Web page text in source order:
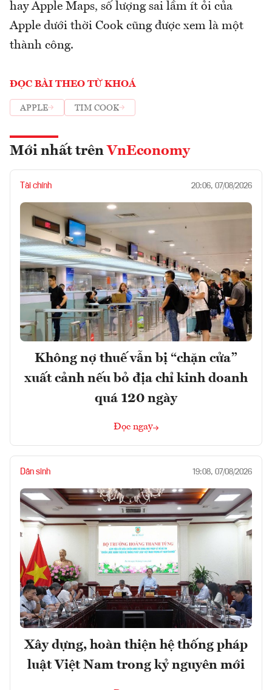
hay Apple Maps, số lượng sai lầm ít ỏi của
Apple dưới thời Cook cũng được xem là một
thành công.
ĐỌC BÀI THEO TỪ KHOÁ
APPLE TIM COOK
Mới nhất trên VnEconomy
Tài chính 20:06, 07/08/2026
Không nợ thuế vẫn bị “chặn cửa”
xuất cảnh nếu bỏ địa chỉ kinh doanh
quá 120 ngày
Đọc ngay
Dân sinh 19:08, 07/08/2026
Xây dựng, hoàn thiện hệ thống pháp
luật Việt Nam trong kỷ nguyên mới